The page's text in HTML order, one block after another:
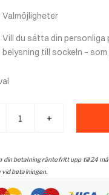
Valmöjligheter
Vill du sätta din personliga
belysning till sockeln –
+
din betalning räntefritt upp till 24
betalningen.